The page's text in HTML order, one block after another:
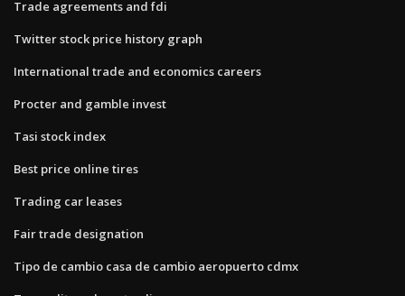
Trade agreements and fdi
Twitter stock price history graph
International trade and economics careers
Procter and gamble invest
Tasi stock index
Best price online tires
Trading car leases
Fair trade designation
Tipo de cambio casa de cambio aeropuerto cdmx